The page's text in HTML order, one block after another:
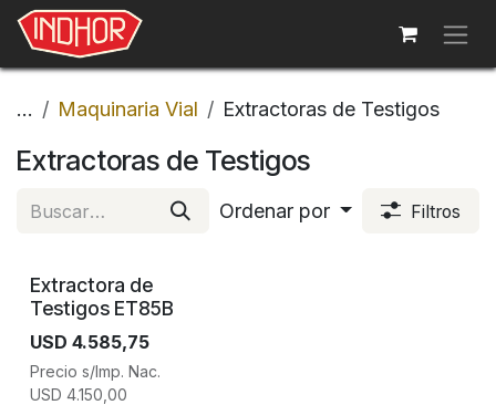
Ir al contenido
... Maquinaria Vial Extractoras de Testigos
Extractoras de Testigos
Ordenar por Filtros
Extractora de
Testigos ET85B
USD 4.585,75
Precio s/Imp. Nac.
USD 4.150,00